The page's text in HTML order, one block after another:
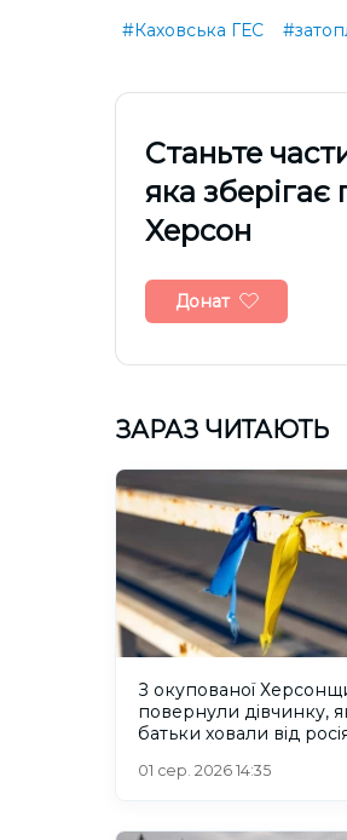
#Каховська ГЕС
Cтаньте
яка
Херсон
Донат
ЗАРАЗ ЧИТАЮТЬ
З окупованої
повернули дівчинку,
батьки ховали від
01 сер. 2026 14:35